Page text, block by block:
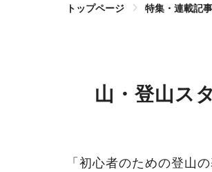
トップページ 特集・連載記事
山・登山ス
「初心者のための登山